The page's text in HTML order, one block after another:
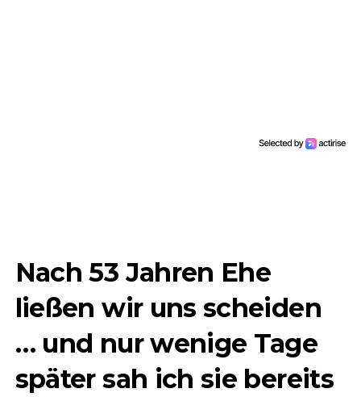
Nach 53 Jahren Ehe
ließen wir uns scheiden
… und nur wenige Tage
später sah ich sie bereits